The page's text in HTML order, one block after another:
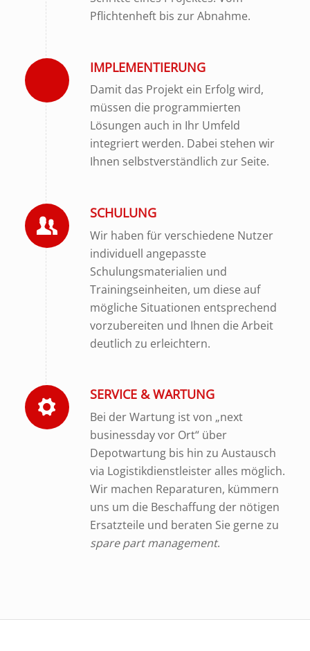
Pflichtenheft bis zur Abnahme.
IMPLEMENTIERUNG
Damit das Projekt ein Erfolg wird,
müssen die programmierten
Lösungen auch in Ihr Umfeld
integriert werden. Dabei stehen wir
Ihnen selbstverständlich zur Seite.
SCHULUNG
Wir haben für verschiedene Nutzer
individuell angepasste
Schulungsmaterialien und
Trainingseinheiten, um diese auf
mögliche Situationen entsprechend
vorzubereiten und Ihnen die Arbeit
deutlich zu erleichtern.
SERVICE & WARTUNG
Bei der Wartung ist von „next
businessday vor Ort“ über
Depotwartung bis hin zu Austausch
via Logistikdienstleister alles möglich.
Wir machen Reparaturen, kümmern
uns um die Beschaffung der nötigen
Ersatzteile und beraten Sie gerne zu
spare part management.